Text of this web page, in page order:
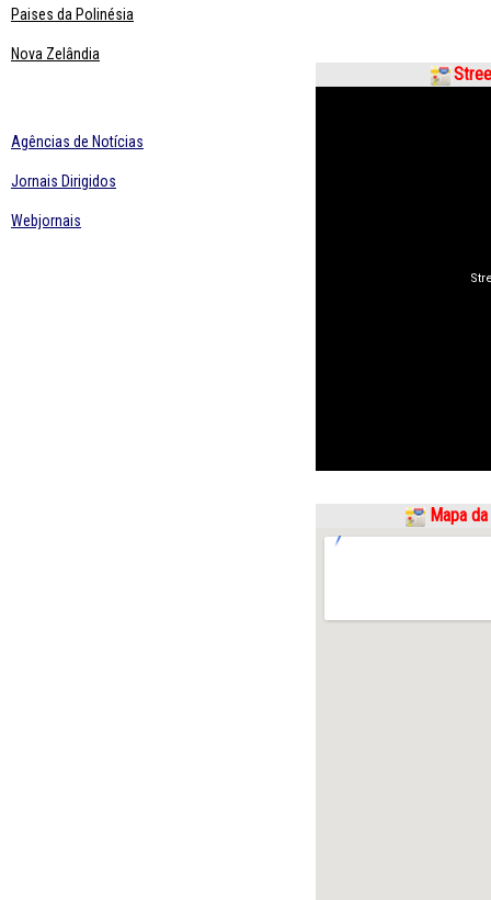
Paises da Polinésia
Nova Zelândia
Agências de Notícias
Jornais Dirigidos
Webjornais
Mapa